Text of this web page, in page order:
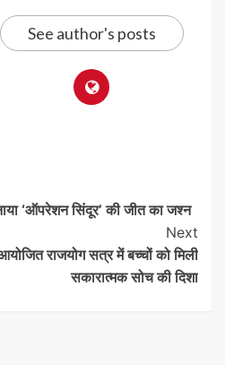
See author's posts
‘ऑपरेशन सिंदूर’ की जीत का जश्न
Next
आयोजित राजयोग सत्र में बच्चों को मिली
सकारात्मक सोच की दिशा